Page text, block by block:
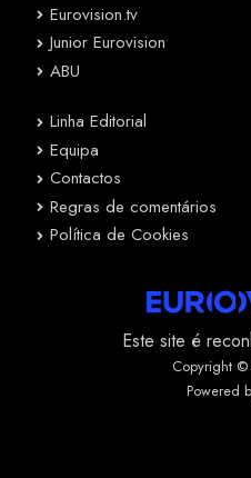
Eurovision.tv
Junior Eurovision
ABU
Linha Editorial
Equipa
Contactos
Regras de comentários
Política de Cookies
Este site é
Copyright
Powered